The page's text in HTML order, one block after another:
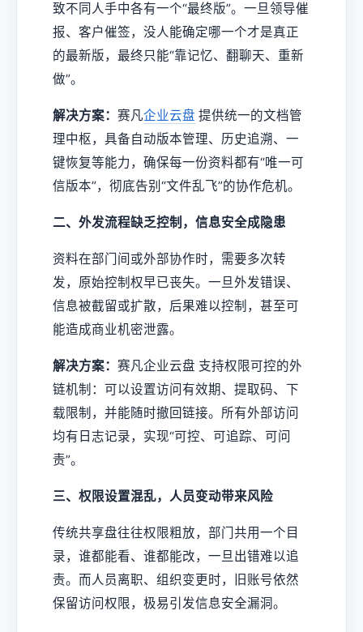
致不同人手中各有一个“最终版”。一旦领导催
报、客户催签，没人能确定哪一个才是真正
的最新版，最终只能“靠记忆、翻聊天、重新
做”。
解决方案： 赛凡企业云盘 提供统一的文档管
理中枢，具备自动版本管理、历史追溯、一
键恢复等能力，确保每一份资料都有“唯一可
信版本”，彻底告别“文件乱飞”的协作危机。
二、外发流程缺乏控制，信息安全成隐患
资料在部门间或外部协作时，需要多次转
发，原始控制权早已丧失。一旦外发错误、
信息被截留或扩散，后果难以控制，甚至可
能造成商业机密泄露。
解决方案： 赛凡企业云盘 支持权限可控的外
链机制：可以设置访问有效期、提取码、下
载限制，并能随时撤回链接。所有外部访问
均有日志记录，实现“可控、可追踪、可问
责”。
三、权限设置混乱，人员变动带来风险
传统共享盘往往权限粗放，部门共用一个目
录，谁都能看、谁都能改，一旦出错难以追
责。而人员离职、组织变更时，旧账号依然
保留访问权限，极易引发信息安全漏洞。